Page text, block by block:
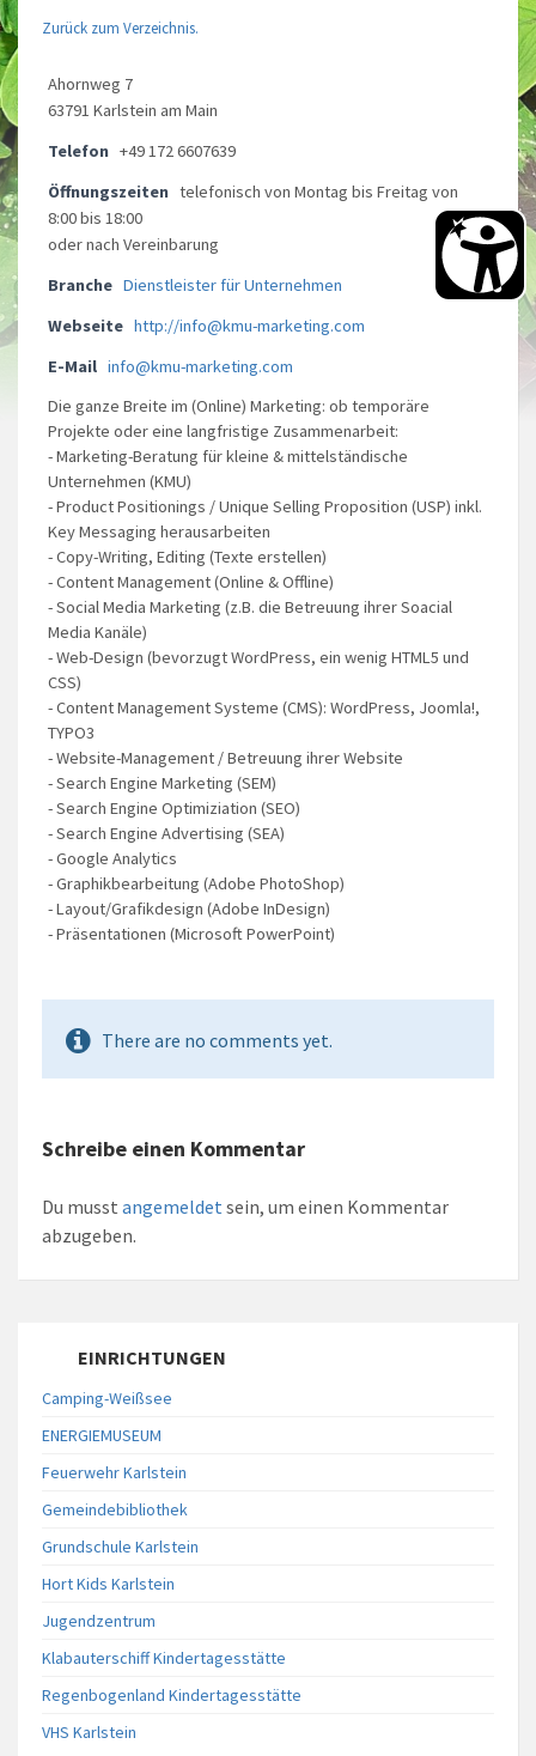
Zurück zum Verzeichnis.
Ahornweg 7
63791 Karlstein am Main
Telefon +49 172 6607639
Öffnungszeiten telefonisch von Montag bis Freitag von
8:00 bis 18:00
oder nach Vereinbarung
Branche Dienstleister für Unternehmen
Webseite http://info@kmu-marketing.com
E-Mail info@kmu-marketing.com
Die ganze Breite im (Online) Marketing: ob temporäre
Projekte oder eine langfristige Zusammenarbeit:
- Marketing-Beratung für kleine & mittelständische
Unternehmen (KMU)
- Product Positionings / Unique Selling Proposition (USP) inkl.
Key Messaging herausarbeiten
- Copy-Writing, Editing (Texte erstellen)
- Content Management (Online & Offline)
- Social Media Marketing (z.B. die Betreuung ihrer Soacial
Media Kanäle)
- Web-Design (bevorzugt WordPress, ein wenig HTML5 und
CSS)
- Content Management Systeme (CMS): WordPress, Joomla!,
TYPO3
- Website-Management / Betreuung ihrer Website
- Search Engine Marketing (SEM)
- Search Engine Optimiziation (SEO)
- Search Engine Advertising (SEA)
- Google Analytics
- Graphikbearbeitung (Adobe PhotoShop)
- Layout/Grafikdesign (Adobe InDesign)
- Präsentationen (Microsoft PowerPoint)
There are no comments yet.
Schreibe einen Kommentar
Du musst angemeldet sein, um einen Kommentar
abzugeben.
EINRICHTUNGEN
Camping-Weißsee
ENERGIEMUSEUM
Feuerwehr Karlstein
Gemeindebibliothek
Grundschule Karlstein
Hort Kids Karlstein
Jugendzentrum
Klabauterschiff Kindertagesstätte
Regenbogenland Kindertagesstätte
VHS Karlstein